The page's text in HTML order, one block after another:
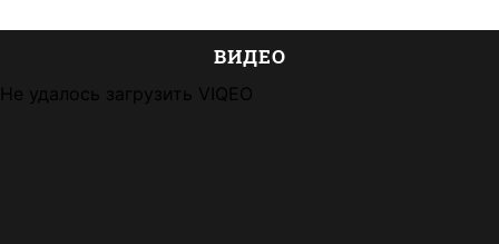
ВИДЕО
Не удалось загрузить VIQEO